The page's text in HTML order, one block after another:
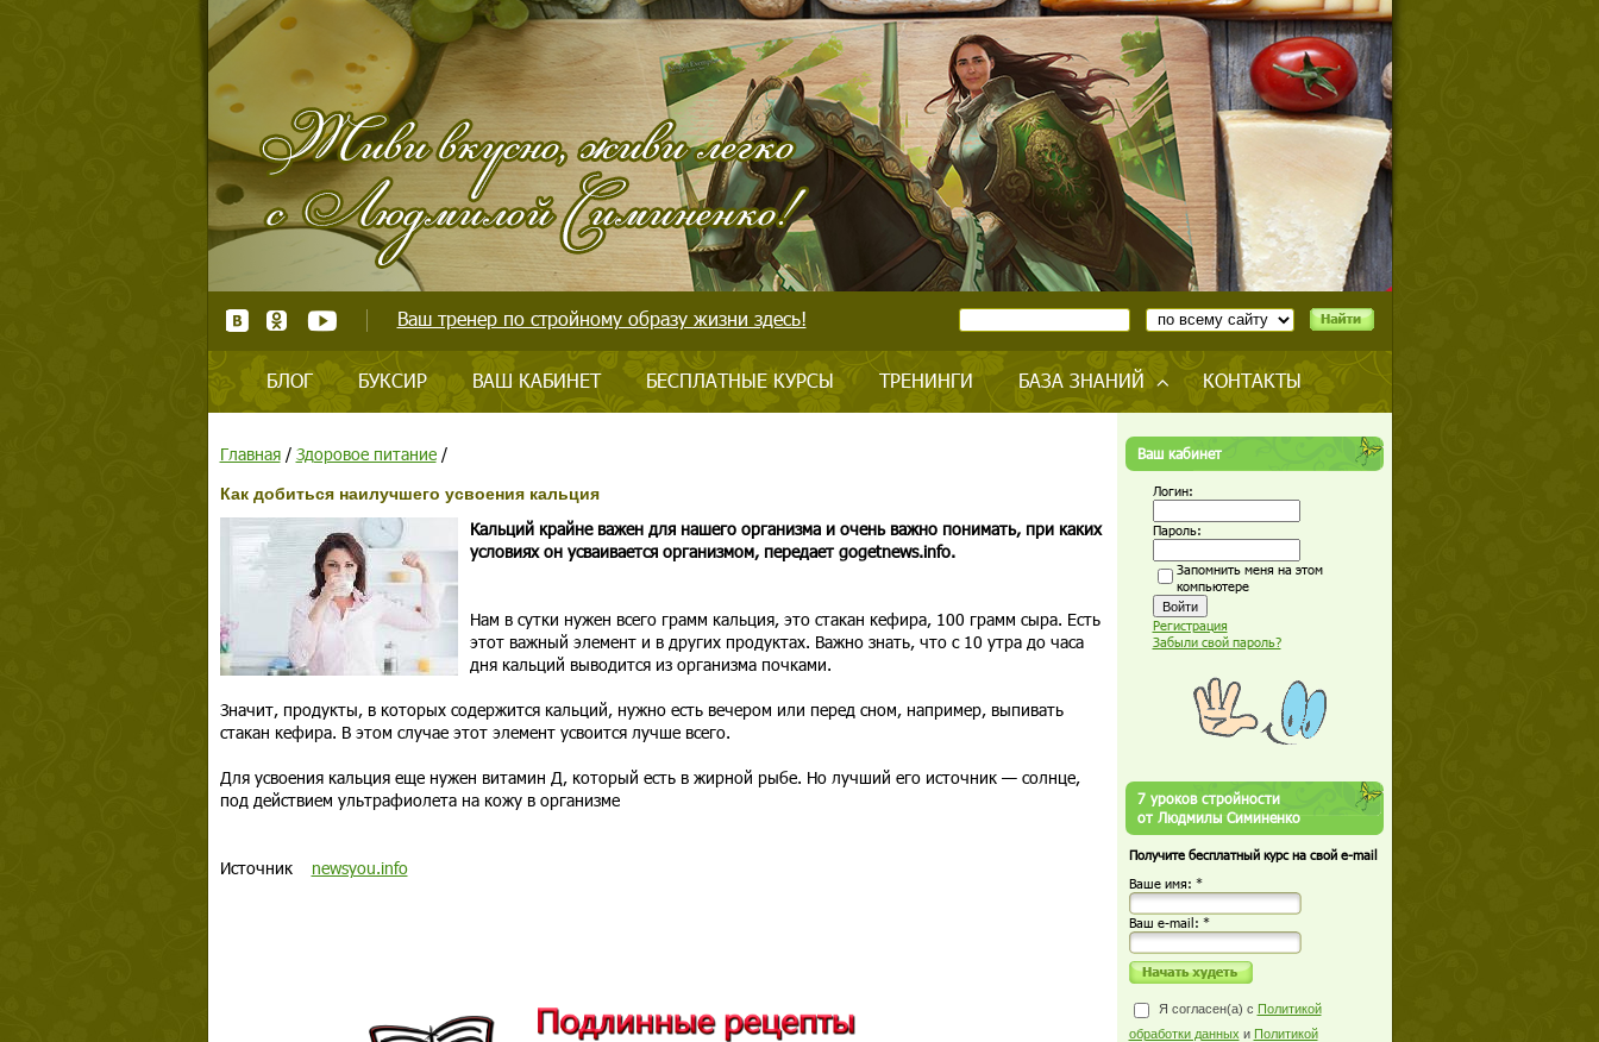
Ваш тренер по стройному образу жизни здесь!
БЛОГ БУКСИР ВАШ КАБИНЕТ БЕСПЛАТНЫЕ КУРСЫ ТРЕНИНГИ БАЗА ЗНАНИЙ КОНТАКТЫ
Главная/ Здоровое питание/
Как добиться наилучшего усвоения кальция
Кальций крайне важен для нашего организма и очень важно понимать, при каких
условиях он усваивается организмом, передает gogetnews.info.
Нам в сутки нужен всего грамм кальция, это стакан кефира, 100 грамм сыра. Есть
этот важный элемент и в других продуктах. Важно знать, что с 10 утра до часа
дня кальций выводится из организма почками.
Значит, продукты, в которых содержится кальций, нужно есть вечером или перед сном, например, выпивать
стакан кефира. В этом случае этот элемент усвоится лучше всего.
Для усвоения кальция еще нужен витамин Д, который есть в жирной рыбе. Но лучший его источник — солнце,
под действием ультрафиолета на кожу в организме
Источник newsyou.info
Ваш кабинет
Логин:
Пароль:
Запомнить меня на этом
компьютере
Регистрация
Забыли свой пароль?
7 уроков стройности
от Людмилы Симиненко
Получите бесплатный курс на свой e-mail
Ваше имя: *
Ваш е-mail: *
Я согласен(а) с Политикой
обработки данных и Политикой